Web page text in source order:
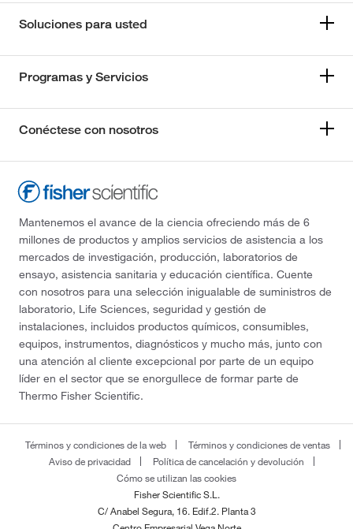
Soluciones para usted
Programas y Servicios
Conéctese con nosotros
Mantenemos el avance de la ciencia ofreciendo más de 6
millones de productos y amplios servicios de asistencia a los
mercados de investigación, producción, laboratorios de
ensayo, asistencia sanitaria y educación científica. Cuente
con nosotros para una selección inigualable de suministros de
laboratorio, Life Sciences, seguridad y gestión de
instalaciones, incluidos productos químicos, consumibles,
equipos, instrumentos, diagnósticos y mucho más, junto con
una atención al cliente excepcional por parte de un equipo
líder en el sector que se enorgullece de formar parte de
Thermo Fisher Scientific.
Términos y condiciones de la web
Términos y condiciones de ventas
Aviso de privacidad
Política de cancelación y devolución
Cómo se utilizan las cookies
Fisher Scientific S.L.
C/ Anabel Segura, 16. Edif.2. Planta 3